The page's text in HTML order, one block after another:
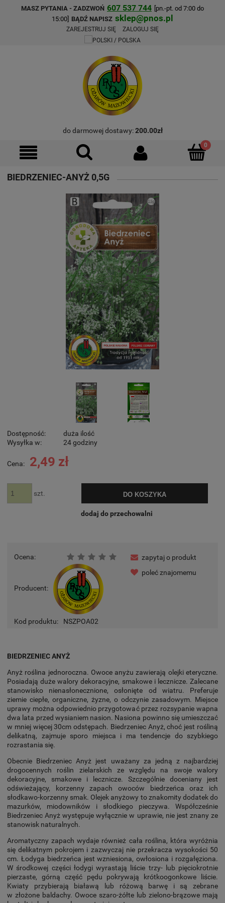
MASZ PYTANIA - ZADZWOŃ 607 537 744 [pn.-pt. od 7:00 do
15:00] BĄDŹ NAPISZ sklep@pnos.pl
ZAREJESTRUJ SIĘ ZALOGUJ SIĘ
do darmowej dostawy:200.00zł
BIEDRZENIEC-ANYŻ 0,5G
Dostępność:
duża ilość
Wysyłka w:
24 godziny
Cena: 2,49 zł
szt. DO KOSZYKA
dodaj do przechowalni
Ocena:
Producent:
Kod produktu: NSZPOA02
zapytaj o produkt
poleć znajomemu
BIEDRZENIEC ANYŻ
Anyż roślina jednoroczna. Owoce anyżu zawierają olejki eteryczne.
Posiadają duże walory dekoracyjne, smakowe i lecznicze. Zalecane
stanowisko nienasłonecznione, osłonięte od wiatru. Preferuje
ziemie ciepłe, organiczne, żyzne, o odczynie zasadowym. Miejsce
uprawy można odpowiednio przygotować przez rozsypanie wapna
dwa lata przed wysianiem nasion. Nasiona powinno się umieszczać
w mniej więcej 30cm odstępach. Biedrzeniec Anyż, choć jest rośliną
delikatną, zajmuje sporo miejsca i ma tendencje do szybkiego
rozrastania się.
Obecnie Biedrzeniec Anyż jest uważany za jedną z najbardziej
drogocennych roślin zielarskich ze względu na swoje walory
dekoracyjne, smakowe i lecznicze. Szczególnie doceniany jest
odświeżający, korzenny zapach owoców biedrzeńca oraz ich
słodkawo-korzenny smak. Olejek anyżowy to znakomity dodatek do
mazurków, miodowników i słodkiego pieczywa. Współcześnie
Biedrzeniec Anyż występuje wyłącznie w uprawie, nie jest znany ze
stanowisk naturalnych.
Aromatyczny zapach wydaje również cała roślina, która wyróżnia
się delikatnym pokrojem i zazwyczaj nie przekracza wysokości 50
cm. Łodyga biedrzeńca jest wzniesiona, owłosiona i rozgałęziona.
W środkowej części łodygi wyrastają liście trzy- lub pięciokrotnie
pierzaste, górną część pędu pokrywają krótkoogonkowe liście.
Kwiaty przybierają białawą lub różową barwę i są zebrane
w złożone baldachy. Owoce szaro-żółte lub zielono-brązowe mają